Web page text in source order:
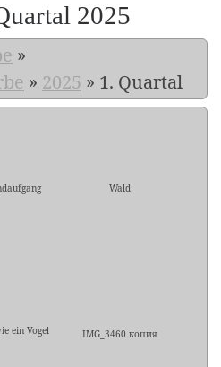
2025
»
» 2025 » 1. Quartal
Wald
ein Vogel IMG_3460 копия